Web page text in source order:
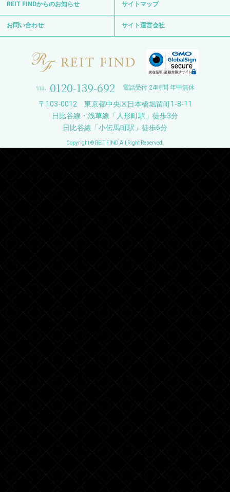
REIT FINDからのお知らせ サイトマップ
お問い合わせ サイト運営会社
0120-139-692 電話受付 24時間 年中無休
〒103-0012 東京都中央区日本橋堀留町1-8-11
日比谷線・浅草線「人形町駅」徒歩3分
日比谷線「小伝馬町駅」徒歩6分
Copyright © REIT FIND All Right Reserved.